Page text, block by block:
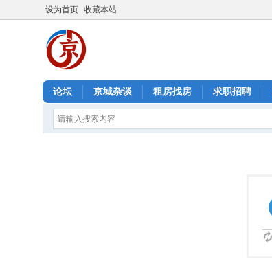
设为首页 收藏本站
论坛 京城杂谈 租房找房 求职招聘